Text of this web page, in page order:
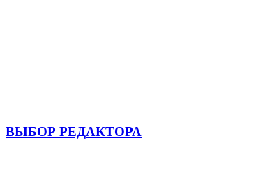
ВЫБОР РЕДАКТОРА